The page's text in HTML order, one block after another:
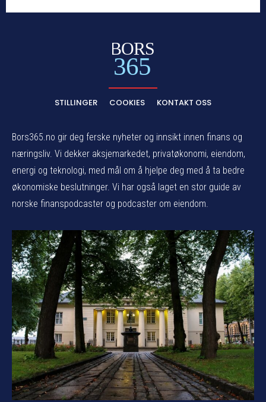
BORS
365
STILLINGER COOKIES KONTAKT OSS
Bors365.no gir deg ferske nyheter og innsikt innen finans og
næringsliv. Vi dekker aksjemarkedet, privatøkonomi, eiendom,
energi og teknologi, med mål om å hjelpe deg med å ta bedre
økonomiske beslutninger. Vi har også laget en stor guide av
norske finanspodcaster og podcaster om eiendom.